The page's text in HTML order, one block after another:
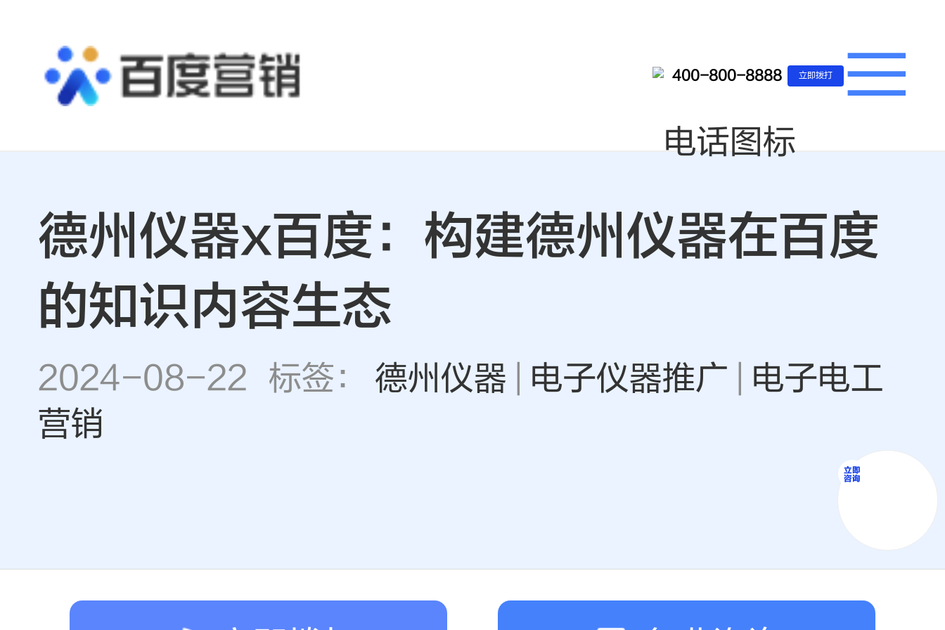
400-800-8888 立即拨打
德州仪器x百度：构建德州仪器在百度
的知识内容生态
2024-08-22 标签： 德州仪器 电子仪器推广
电子电工
营销
营销背景
最高可领7300元推广补贴